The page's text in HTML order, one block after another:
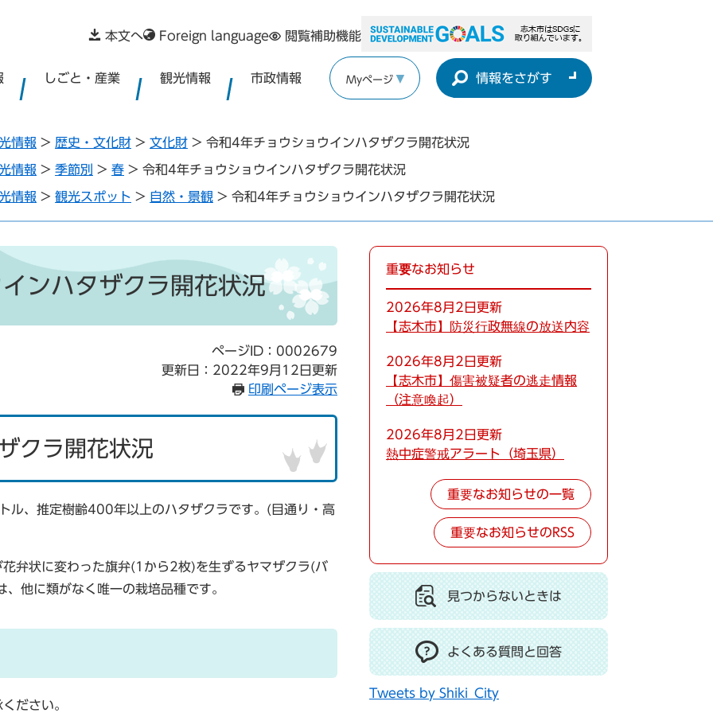
本文へ Foreign language 閲覧補助機能
しごと・産業 観光情報 市政情報 Myページ 情報をさがす
情報 > 歴史・文化財 > 文化財 > 令和4年チョウショウインハタザクラ開花状況
情報 > 季節別 > 春 > 令和4年チョウショウインハタザクラ開花状況
情報 > 観光スポット > 自然・景観 > 令和4年チョウショウインハタザクラ開花状況
ンハタザクラ開花状況
ページID：0002679
更新日：2022年9月12日更新
印刷ページ表示
クラ開花状況
ル、推定樹齢400年以上のハタザクラです。(目通り・高
弁状に変わった旗弁(1から2枚)を生ずるヤマザクラ(バ
他に類がなく唯一の栽培品種です。
ださい。
重要なお知らせ
2026年8月2日更新
【志木市】防災行政無線の放送内容
2026年8月2日更新
【志木市】傷害被疑者の逃走情報
（注意喚起）
2026年8月2日更新
熱中症警戒アラート（埼玉県）
重要なお知らせの一覧
重要なお知らせのRSS
見つからないときは
よくある質問と回答
Tweets by Shiki_City